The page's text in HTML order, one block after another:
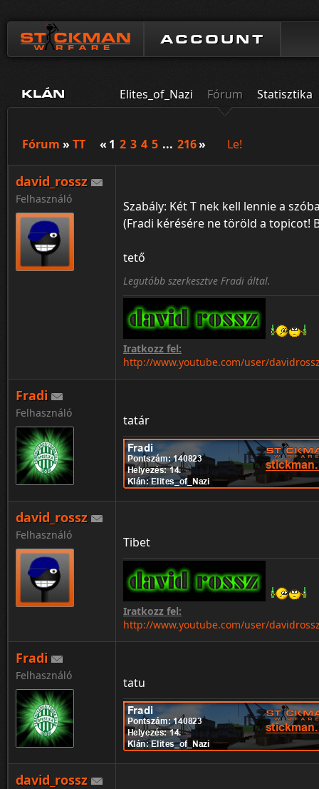
ACCOUNT
KLÁN Elites_of_Nazi Fórum Statisztika
Fórum » TT « 1 2 3 4 5 ... 216» Le!
david_rossz
Felhasználó
Szabály: Két T nek kell lennie a
(Fradi kérésére ne töröld a topicot!
tető
Legutóbb szerkesztve Fradi által.
Iratkozz fel:
http://www.youtube.com/user/
♥ ❣ ♂ ♀ ☿ Ⓐ ✍ ✉ ☣ ☤ ✘ ☒ ♛ ▼ ♫ ⌘ ❝ ¡
♡ ღ ツ ☼ ☁ ❅ ♒ ✎ © ® ™ Σ ✪ ✯ ☭ ➳
℃ ℉ ° ✿ ϟ ☃ ☂ ✄ ¢ € Ft ∞ ✫ ★ ½ ☯ ✡ ☪
Fradi
Felhasználó tatár
david_rossz
Felhasználó Tibet
Iratkozz fel:
http://www.youtube.com/user/
♥ ❣ ♂ ♀ ☿ Ⓐ ✍ ✉ ☣ ☤ ✘ ☒ ♛ ▼ ♫ ⌘ ❝ ¡
♡ ღ ツ ☼ ☁ ❅ ♒ ✎ © ® ™ Σ ✪ ✯ ☭ ➳
℃ ℉ ° ✿ ϟ ☃ ☂ ✄ ¢ € Ft ∞ ✫ ★ ½ ☯ ✡ ☪
Fradi
Felhasználó tatu
david_rossz